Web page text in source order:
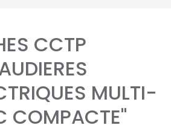
CCTP
MULTI-
COMPACTE"